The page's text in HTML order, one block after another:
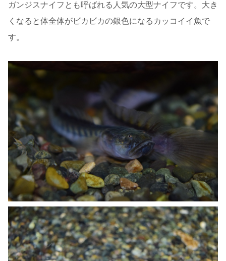
ガンジスナイフとも呼ばれる人気の大型ナイフです。大き
くなると体全体がビカビカの銀色になるカッコイイ魚で
す。